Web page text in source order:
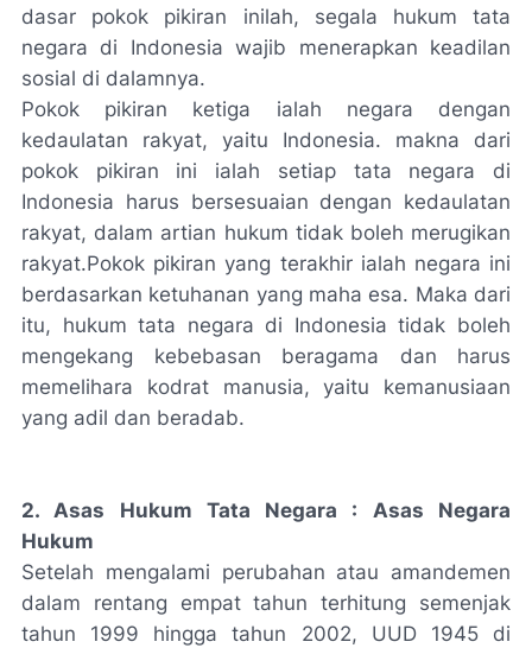
dasar pokok pikiran inilah, segala hukum tata
negara di Indonesia wajib menerapkan keadilan
sosial di dalamnya.
Pokok pikiran ketiga ialah negara dengan
kedaulatan rakyat, yaitu Indonesia. makna dari
pokok pikiran ini ialah setiap tata negara di
Indonesia harus bersesuaian dengan kedaulatan
rakyat, dalam artian hukum tidak boleh merugikan
rakyat.Pokok pikiran yang terakhir ialah negara ini
berdasarkan ketuhanan yang maha esa. Maka dari
itu, hukum tata negara di Indonesia tidak boleh
mengekang kebebasan beragama dan harus
memelihara kodrat manusia, yaitu kemanusiaan
yang adil dan beradab.
2. Asas Hukum Tata Negara : Asas Negara
Hukum
Setelah mengalami perubahan atau amandemen
dalam rentang empat tahun terhitung semenjak
tahun 1999 hingga tahun 2002, UUD 1945 di